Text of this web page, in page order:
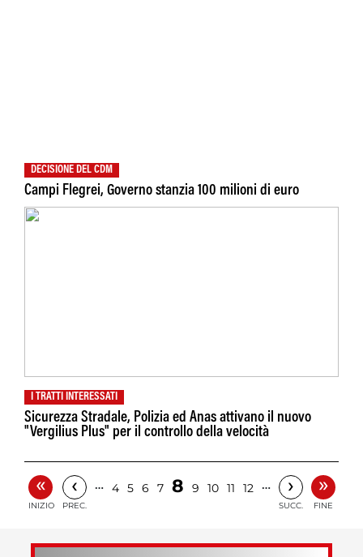
DECISIONE DEL CDM
Campi Flegrei, Governo stanzia 100 milioni di euro
I TRATTI INTERESSATI
Sicurezza Stradale, Polizia ed Anas attivano il nuovo
"Vergilius Plus" per il controllo della velocità
«
INIZIO
‹
PREC.
… 4 5 6 7 8 9 10 11 12 … ›
SUCC.
»
FINE